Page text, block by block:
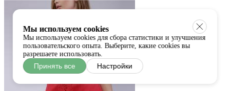
Мы используем cookies
Мы используем cookies для сбора статистики и улучшения
пользовательского опыта. Выберите, какие cookies вы
разрешаете использовать.
Принять все Настройки